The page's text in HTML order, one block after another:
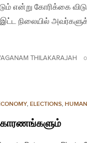
என்று கோரிக்கை
நிலையில்
THILAKARAJAH
, ELECTIONS,
காரணங்களும்